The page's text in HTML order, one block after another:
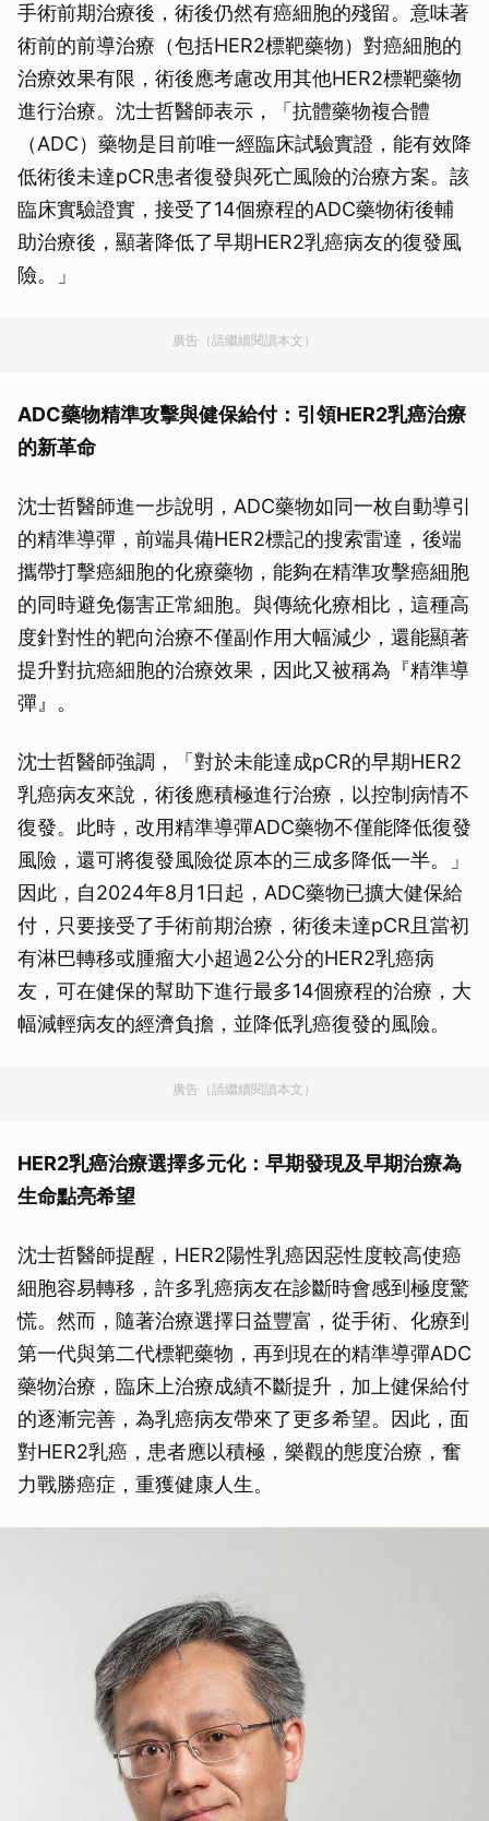
手術前期治療後，術後仍然有癌細胞的殘留。意味著
術前的前導治療（包括HER2標靶藥物）對癌細胞的
治療效果有限，術後應考慮改用其他HER2標靶藥物
進行治療。沈士哲醫師表示，「抗體藥物複合體
（ADC）藥物是目前唯一經臨床試驗實證，能有效降
低術後未達pCR患者復發與死亡風險的治療方案。該
臨床實驗證實，接受了14個療程的ADC藥物術後輔
助治療後，顯著降低了早期HER2乳癌病友的復發風
險。」
廣告（請繼續閱讀本文）
ADC藥物精準攻擊與健保給付：引領HER2乳癌治療
的新革命
沈士哲醫師進一步說明，ADC藥物如同一枚自動導引
的精準導彈，前端具備HER2標記的搜索雷達，後端
攜帶打擊癌細胞的化療藥物，能夠在精準攻擊癌細胞
的同時避免傷害正常細胞。與傳統化療相比，這種高
度針對性的靶向治療不僅副作用大幅減少，還能顯著
提升對抗癌細胞的治療效果，因此又被稱為『精準導
彈』。
沈士哲醫師強調，「對於未能達成pCR的早期HER2
乳癌病友來說，術後應積極進行治療，以控制病情不
復發。此時，改用精準導彈ADC藥物不僅能降低復發
風險，還可將復發風險從原本的三成多降低一半。」
因此，自2024年8月1日起，ADC藥物已擴大健保給
付，只要接受了手術前期治療，術後未達pCR且當初
有淋巴轉移或腫瘤大小超過2公分的HER2乳癌病
友，可在健保的幫助下進行最多14個療程的治療，大
幅減輕病友的經濟負擔，並降低乳癌復發的風險。
廣告（請繼續閱讀本文）
HER2乳癌治療選擇多元化：早期發現及早期治療為
生命點亮希望
沈士哲醫師提醒，HER2陽性乳癌因惡性度較高使癌
細胞容易轉移，許多乳癌病友在診斷時會感到極度驚
慌。然而，隨著治療選擇日益豐富，從手術、化療到
第一代與第二代標靶藥物，再到現在的精準導彈ADC
藥物治療，臨床上治療成績不斷提升，加上健保給付
的逐漸完善，為乳癌病友帶來了更多希望。因此，面
對HER2乳癌，患者應以積極，樂觀的態度治療，奮
力戰勝癌症，重獲健康人生。